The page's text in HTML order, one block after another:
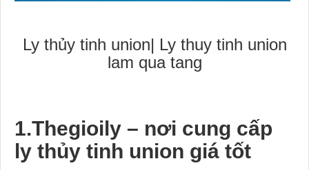
Ly thủy tinh union| Ly thuy tinh union
lam qua tang
1.Thegioily – nơi cung cấp
ly thủy tinh union giá tốt